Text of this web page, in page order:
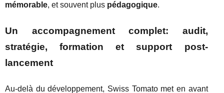
mémorable, et souvent plus pédagogique.
Un accompagnement complet: audit,
stratégie, formation et support post-
lancement
Au-delà du développement, Swiss Tomato met en avant